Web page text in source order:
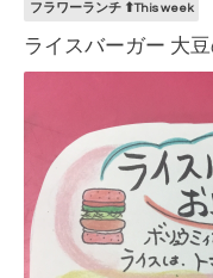
フラワーランチ ⬆︎This week
ライスバーガー 大